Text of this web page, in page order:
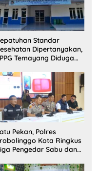
Standar
Dipertanyakan,
Temayang Diduga
Pekan, Polres
Kota Ringkus
Pengedar Sabu dan